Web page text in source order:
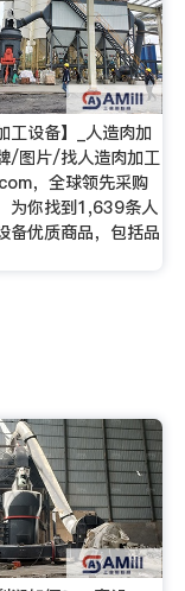
工设备】_人造肉加
/图片/找人造肉加工
，全球领先采购
为你找到1,639条人
备优质商品，包括品